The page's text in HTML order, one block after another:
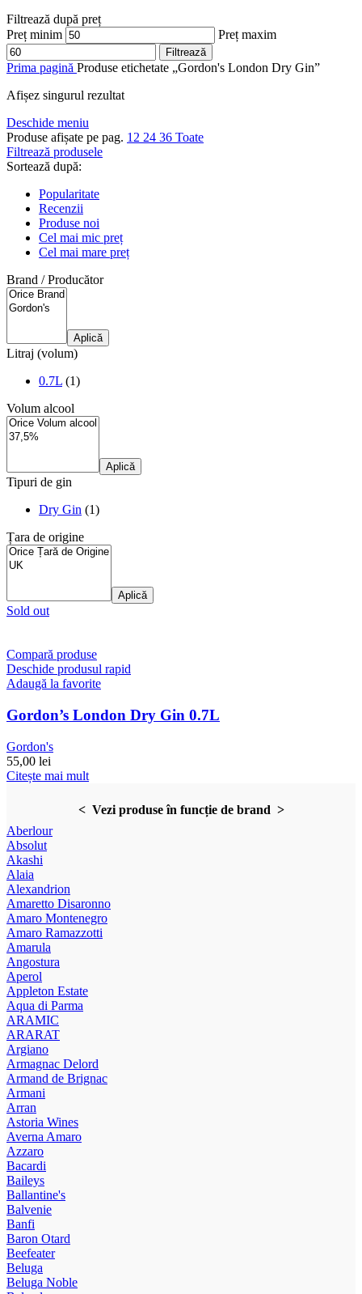
Filtrează după preț
Preț minim
Preț maxim
Filtrează
Prima pagină Produse etichetate „Gordon's London Dry Gin”
Afișez singurul rezultat
Deschide meniu
Produse afișate pe pag. 12 24 36 Toate
Filtrează produsele
Sortează după:
Popularitate
Recenzii
Produse noi
Cel mai mic preț
Cel mai mare preț
Brand / Producător
Aplică
Litraj (volum)
0.7L (1)
Volum alcool
Aplică
Tipuri de gin
Dry Gin (1)
Țara de origine
Aplică
Sold out
Compară produse
Deschide produsul rapid
Adaugă la favorite
Gordon’s London Dry Gin 0.7L
Gordon's
55,00 lei
Citește mai mult
< Vezi produse în funcție de brand >
Aberlour
Absolut
Akashi
Alaia
Alexandrion
Amaretto Disaronno
Amaro Montenegro
Amaro Ramazzotti
Amarula
Angostura
Aperol
Appleton Estate
Aqua di Parma
ARAMIC
ARARAT
Argiano
Armagnac Delord
Armand de Brignac
Armani
Arran
Astoria Wines
Averna Amaro
Azzaro
Bacardi
Baileys
Ballantine's
Balvenie
Banfi
Baron Otard
Beefeater
Beluga
Beluga Noble